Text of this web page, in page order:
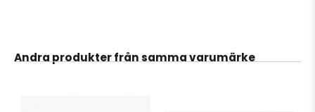
Andra produkter från samma varumärke